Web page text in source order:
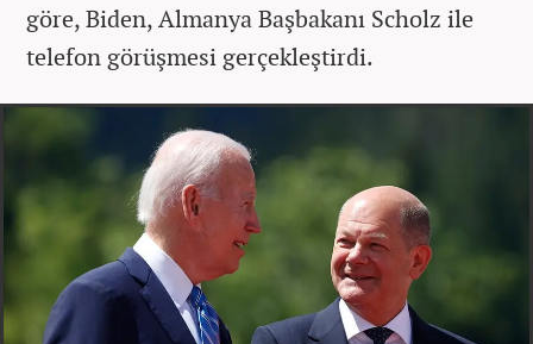
göre, Biden, Almanya Başbakanı Scholz ile
telefon görüşmesi gerçekleştirdi.